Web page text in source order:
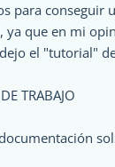
para conseguir
ya que en mi
el "tutorial"
TRABAJO